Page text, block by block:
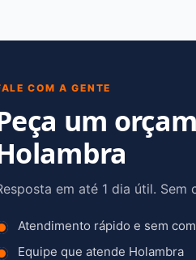
COM A GENTE
um
em até 1 dia útil. Sem
Atendimento rápido e sem
Equipe que atende Holambra